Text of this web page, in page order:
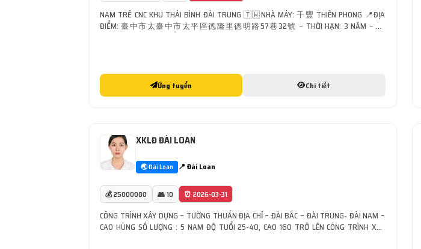
NAM TRẺ CNC KHU THÁI BÌNH ĐÀI TRUNG 🇹🇼NHÀ MÁY: 千豐 THIÊN PHONG 📍ĐỊA
ĐIỂM: 臺中市太臺中市太平區德隆里德明路57巷32號 – THỜI HẠN: 3 NĂM – SỐ
Ứng tuyển Chi tiết
XKLĐ ĐÀI LOAN
🌏 Đài Loan 📍 Đài Loan
💰 25000000 👥 10 ⏰ 2026-03-31
CÔNG TRÌNH XÂY DỰNG – TƯỜNG THUẤN ĐỊA CHỈ – ĐÀI BẮC – ĐÀI TRUNG- ĐÀI NAM –
CAO HÙNG SỐ LƯỢNG : 5 NAM ĐỘ TUỔI 25-40, CAO 160 TRỞ LÊN CÔNG TRÌNH XÂY